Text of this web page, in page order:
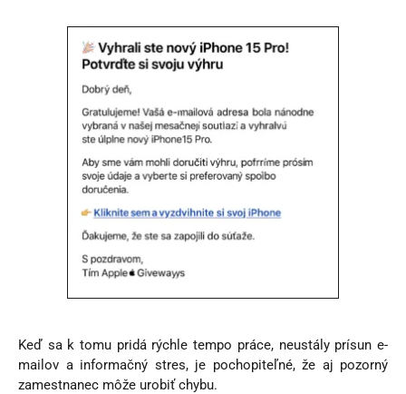
Keď sa k tomu pridá rýchle tempo práce, neustály prísun e-
mailov a informačný stres, je pochopiteľné, že aj pozorný
zamestnanec môže urobiť chybu.